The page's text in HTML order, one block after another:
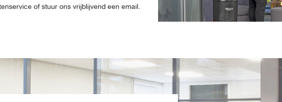
of stuur ons vrijblijvend een email.